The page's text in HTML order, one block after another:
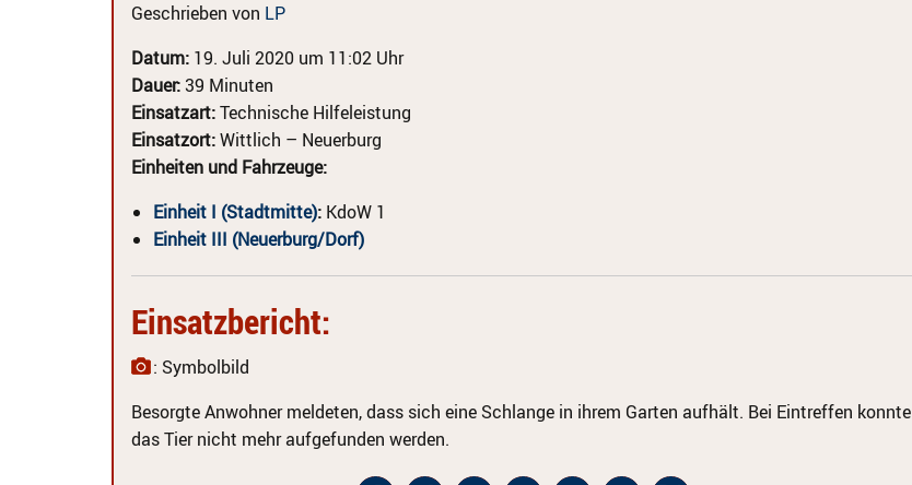
Geschrieben von LP
Datum: 19. Juli 2020 um 11:02 Uhr
Dauer:39 Minuten
Einsatzart:Technische Hilfeleistung
Einsatzort:Wittlich – Neuerburg
Einheiten und Fahrzeuge:
Einheit I (Stadtmitte): KdoW 1
Einheit III (Neuerburg/Dorf)
Einsatzbericht:
: Symbolbild
Besorgte Anwohner meldeten, dass sich eine Schlange in ihrem Garten aufhält. Bei Eintreffen konnte
das Tier nicht mehr aufgefunden werden.